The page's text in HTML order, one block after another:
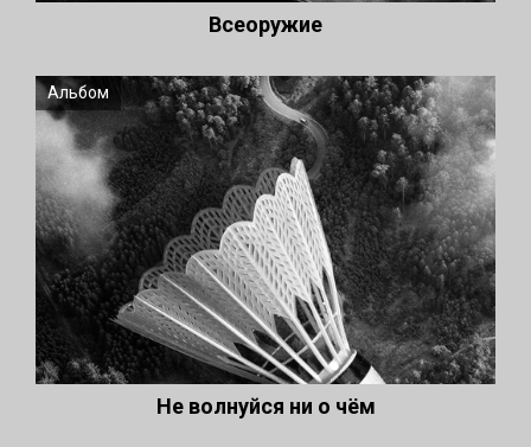
Всеоружие
Альбом
Не волнуйся ни о чём